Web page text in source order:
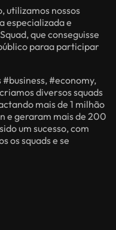
utilizamos nossos
especializada e
que conseguisse
paraa participar
#economy,
diversos squads
mais de 1 milhão
e geraram mais de 200
um sucesso, com
os squads e se